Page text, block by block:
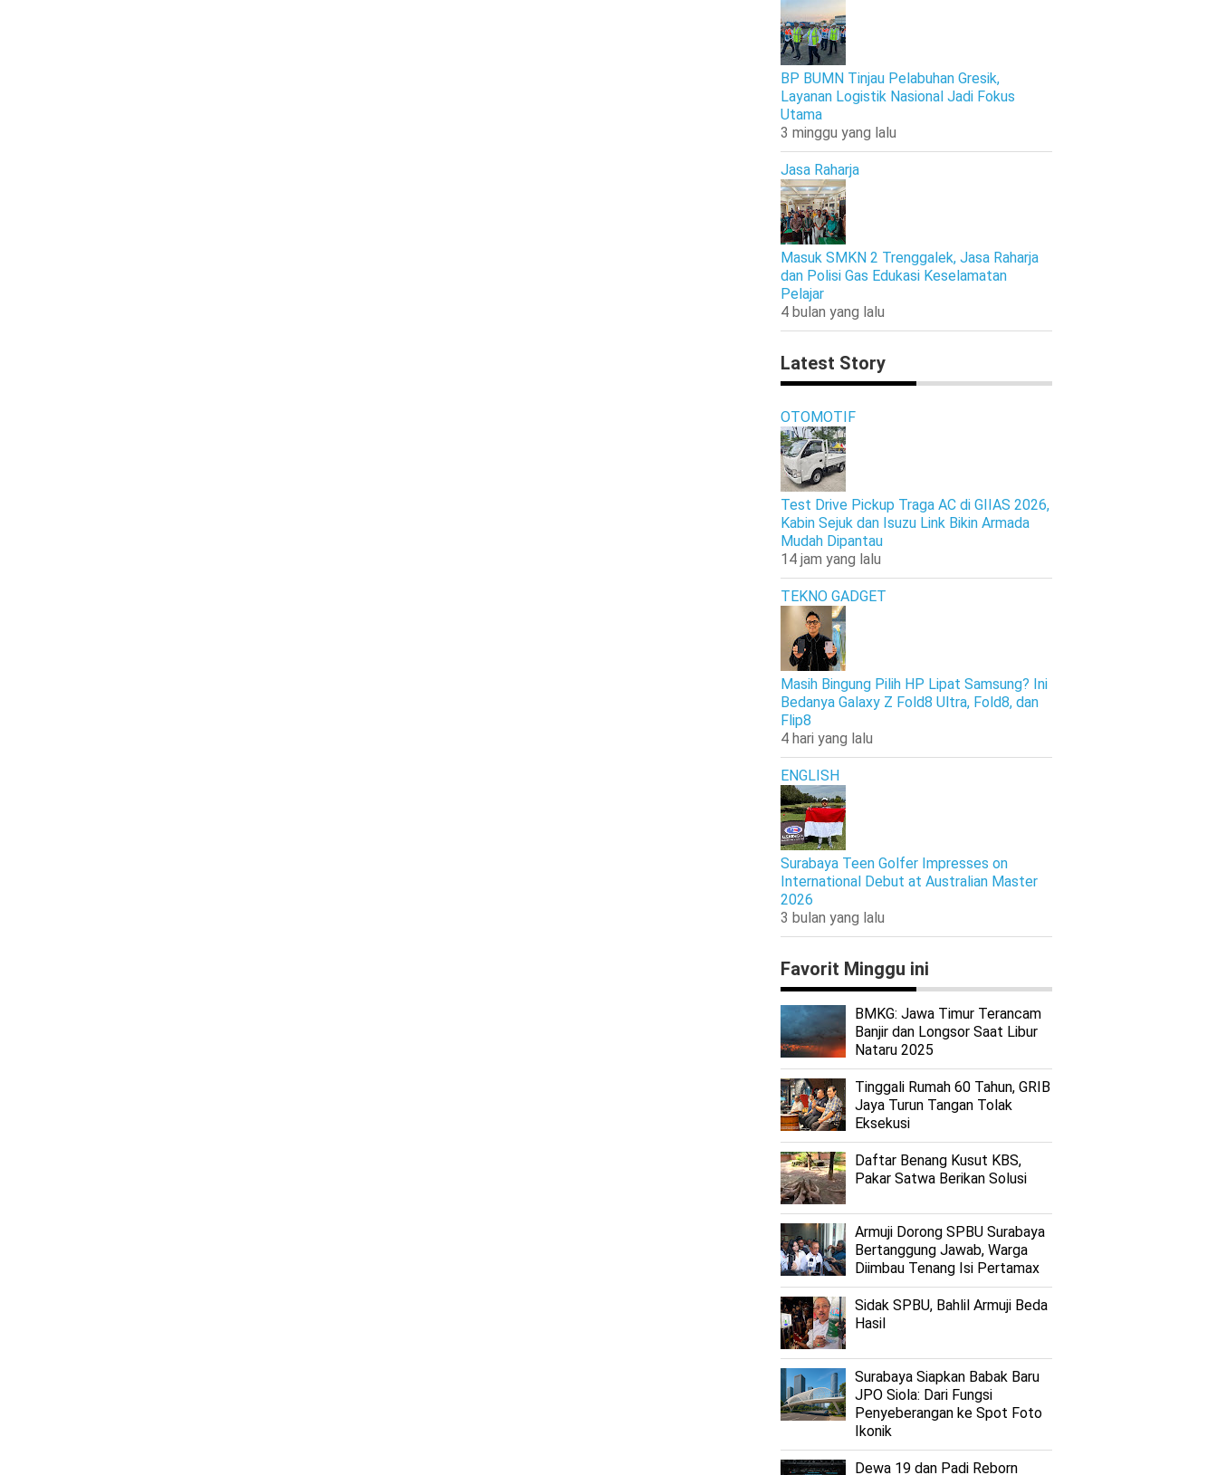
BP BUMN Tinjau Pelabuhan Gresik,
Layanan Logistik Nasional Jadi Fokus
Utama
3 minggu yang lalu
Jasa Raharja
Masuk SMKN 2 Trenggalek, Jasa Raharja
dan Polisi Gas Edukasi Keselamatan
Pelajar
4 bulan yang lalu
Latest Story
OTOMOTIF
Test Drive Pickup Traga AC di GIIAS 2026,
Kabin Sejuk dan Isuzu Link Bikin Armada
Mudah Dipantau
14 jam yang lalu
TEKNO GADGET
Masih Bingung Pilih HP Lipat Samsung? Ini
Bedanya Galaxy Z Fold8 Ultra, Fold8, dan
Flip8
4 hari yang lalu
ENGLISH
Surabaya Teen Golfer Impresses on
International Debut at Australian Master
2026
3 bulan yang lalu
Favorit Minggu ini
BMKG: Jawa Timur Terancam
Banjir dan Longsor Saat Libur
Nataru 2025
Tinggali Rumah 60 Tahun, GRIB
Jaya Turun Tangan Tolak
Eksekusi
Daftar Benang Kusut KBS,
Pakar Satwa Berikan Solusi
Armuji Dorong SPBU Surabaya
Bertanggung Jawab, Warga
Diimbau Tenang Isi Pertamax
Sidak SPBU, Bahlil Armuji Beda
Hasil
Surabaya Siapkan Babak Baru
JPO Siola: Dari Fungsi
Penyeberangan ke Spot Foto
Ikonik
Dewa 19 dan Padi Reborn